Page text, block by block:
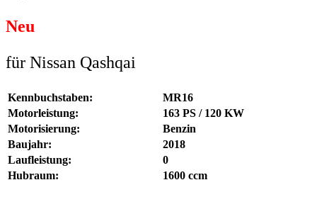
Neu
für Nissan Qashqai
Kennbuchstaben:
MR16
Motorleistung:
163 PS / 120 KW
Motorisierung:
Benzin
Baujahr:
2018
Laufleistung:
0
Hubraum:
1600 ccm